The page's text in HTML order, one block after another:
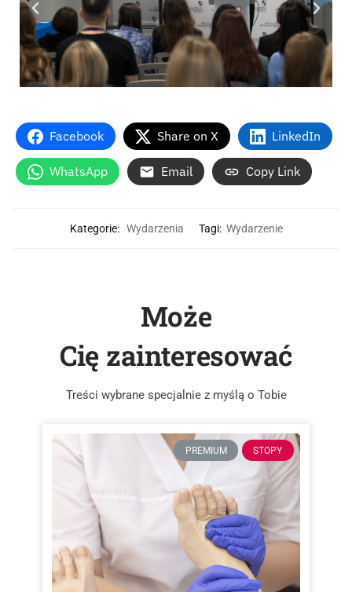
Facebook Share on X LinkedIn
WhatsApp Email Copy Link
Kategorie: Wydarzenia Tagi: Wydarzenie
Może
Cię zainteresować
Treści wybrane specjalnie z myślą o Tobie
PREMIUM STOPY